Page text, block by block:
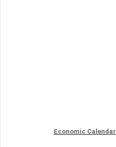
Economic Calendar